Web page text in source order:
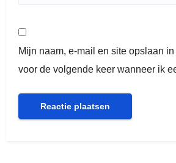
Mijn naam, e-mail en site opslaan
voor de volgende keer wanneer ik